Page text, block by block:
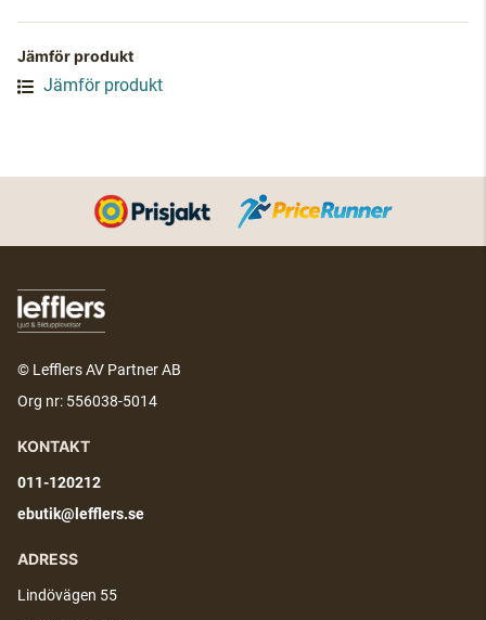
Jämför produkt
Jämför produkt
© Lefflers AV Partner AB
Org nr: 556038-5014
KONTAKT
011-120212
ebutik@lefflers.se
ADRESS
Lindövägen 55